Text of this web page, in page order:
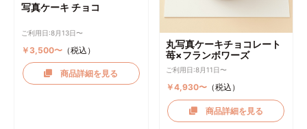
写真ケーキ チョコ
ご利用日:8月13日〜
￥3,500〜（税込）
商品詳細を見る
丸写真ケーキチョコレート
苺×フランボワーズ
ご利用日:8月11日〜
￥4,930〜 （税込）
商品詳細を見る